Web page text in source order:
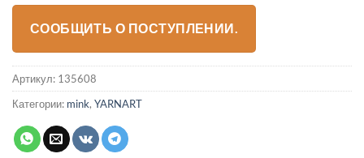
СООБЩИТЬ О ПОСТУПЛЕНИИ.
Артикул: 135608
Категории: mink, YARNART